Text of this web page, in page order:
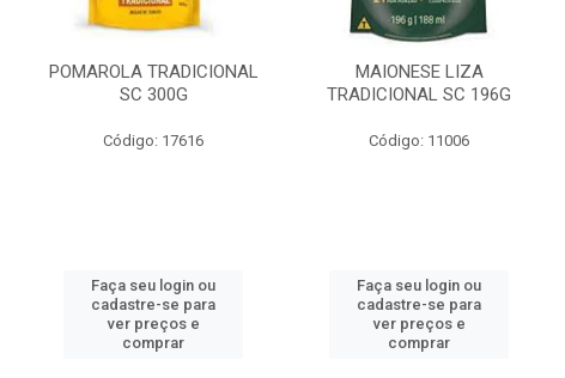
POMAROLA TRADICIONAL
SC 300G
Código: 17616
Faça seu login ou
cadastre-se para
ver preços e
comprar
MAIONESE LIZA
TRADICIONAL SC 196G
Código: 11006
Faça seu login ou
cadastre-se para
ver preços e
comprar